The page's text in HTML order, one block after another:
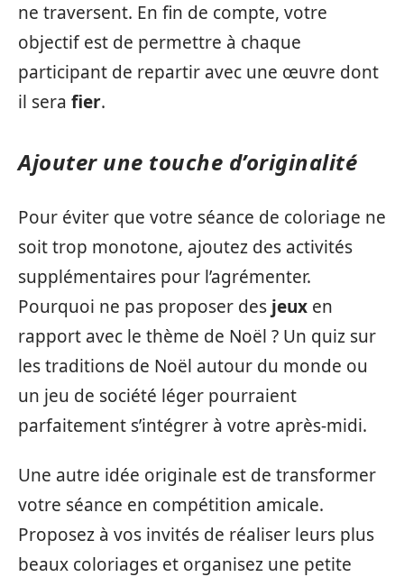
ne traversent. En fin de compte, votre
objectif est de permettre à chaque
participant de repartir avec une œuvre dont
il sera fier.
Ajouter une touche d’originalité
Pour éviter que votre séance de coloriage ne
soit trop monotone, ajoutez des activités
supplémentaires pour l’agrémenter.
Pourquoi ne pas proposer des jeux en
rapport avec le thème de Noël ? Un quiz sur
les traditions de Noël autour du monde ou
un jeu de société léger pourraient
parfaitement s’intégrer à votre après-midi.
Une autre idée originale est de transformer
votre séance en compétition amicale.
Proposez à vos invités de réaliser leurs plus
beaux coloriages et organisez une petite